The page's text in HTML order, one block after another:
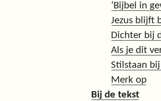
’Bijbel in
Jezus blijft
Dichter bij
Als je dit
Stilstaan
Merk op
Bij de tekst